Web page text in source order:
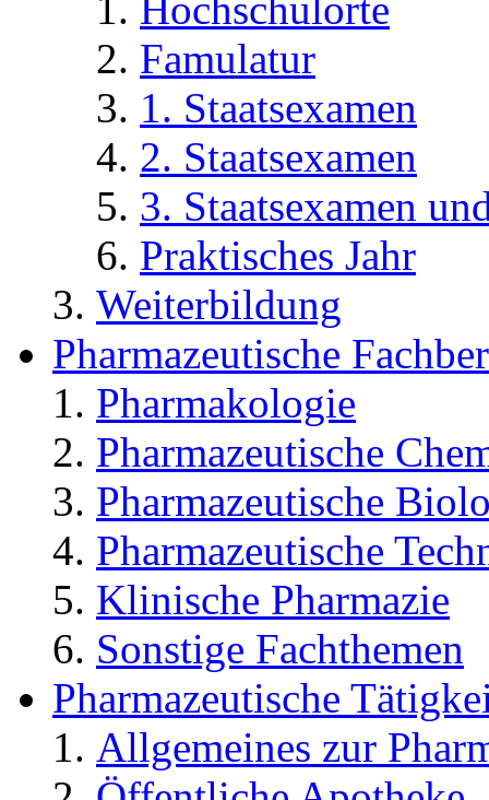
Hochschulorte
Famulatur
1. Staatsexamen
2. Staatsexamen
3. Staatsexamen
Praktisches Jahr
Weiterbildung
Pharmazeutische
Pharmakologie
Pharmazeutische
Pharmazeutische
Pharmazeutische
Klinische Pharmazie
Sonstige Fachthemen
Pharmazeutische
Allgemeines zur